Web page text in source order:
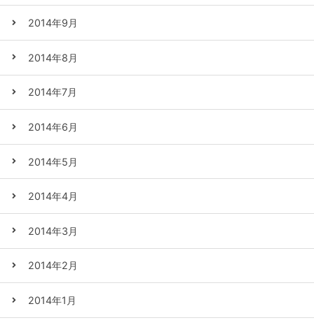
2014年9月
2014年8月
2014年7月
2014年6月
2014年5月
2014年4月
2014年3月
2014年2月
2014年1月